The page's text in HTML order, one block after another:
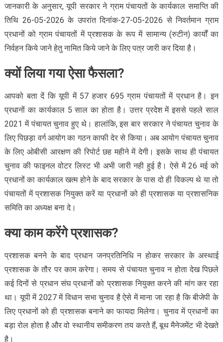
जानकारी के अनुसार, यूपी सरकार ने ग्राम पंचायतों के कार्यकाल समाप्ति की
तिथि 26-05-2026 के उपरांत दिनांक-27-05-2026 से निवर्तमान ग्राम
प्रधानों को ग्राम पंचायतों में प्रशासक के रूप में सामान्य (रुटीन) कार्यों का
निर्वहन किये जाने हेतु नामित किये जाने के लिए पत्र जारी कर दिया है।
क्यों लिया गया ऐसा फैसला?
आपको बता दें कि यूपी में 57 हजार 695 ग्राम पंचायतों में प्रधान है। इन
प्रधानों का कार्यकाल 5 साल का होता है। उत्तर प्रदेश में इससे पहले साल
2021 में पंचायत चुनाव हुए थे। हालांकि, इस बार सरकार ने पंचायत चुनाव के
लिए पिछड़ा वर्ग आयोग का गठन काफी देर से किया। अब आयोग पंचायत चुनाव
के लिए ओबीसी आरक्षण की रिपोर्ट छह महीने में देगी। इसके साथ ही पंचायत
चुनाव की फाइनल वोटर लिस्ट भी अभी जारी नही हुई है। ऐसे में 26 मई को
प्रधानों का कार्यकाल खत्म होने के बाद सरकार के पास दो ही विकल्प थे या तो
पंचायतों में प्रशासक नियुक्त करें या प्रधानों को ही प्रशासक या प्रशासनिक
समिति का अध्यक्ष बना दे।
क्या काम करेंगे प्रशासक?
प्रशासक बनने के बाद प्रधान जनप्रतिनिधि न होकर सरकार के अस्थाई
प्रशासक के तौर पर काम करेगा। समय से पंचायत चुनाव न होता देख पिछले
कई दिनों से प्रधान संघ प्रधानों को प्रशासक नियुक्त करने की मांग कर रहा
था। यूपी में 2027 में विधान सभा चुनाव है ऐसे में माना जा रहा है कि बीजेपी के
लिए प्रधानों को ही प्रशासक बनाने का फायदा मिलेगा। चुनाव में प्रधानों का
बड़ा रोल होता है और वो स्थानीय समीकरण तय करते हैं, बूथ मैनेजमेंट भी देखते
है।